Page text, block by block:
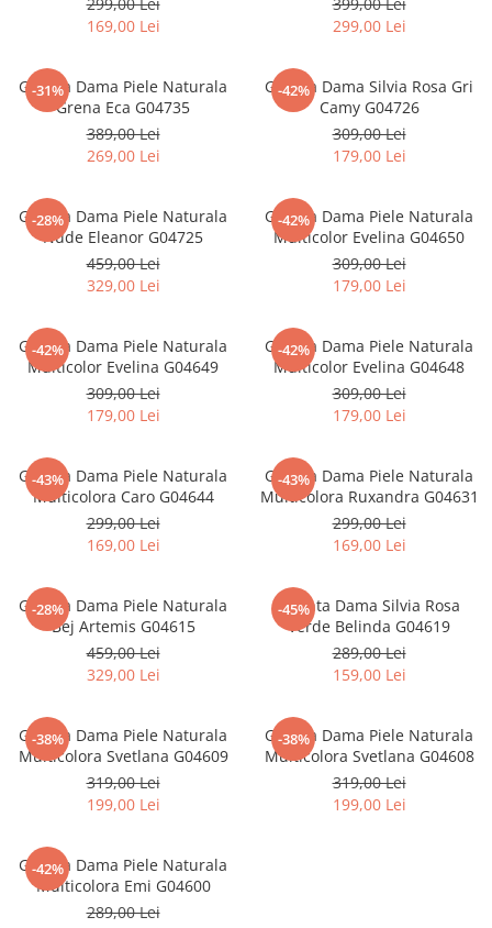
169,00 Lei
299,00 Lei
-31%
Geanta Dama Piele Naturala
Grena Eca G04735
389,00 Lei
269,00 Lei
-42%
Geanta Dama Silvia Rosa Gri
Camy G04726
309,00 Lei
179,00 Lei
-28%
Geanta Dama Piele Naturala
Nude Eleanor G04725
459,00 Lei
329,00 Lei
-42%
Geanta Dama Piele Naturala
Multicolor Evelina G04650
309,00 Lei
179,00 Lei
-42%
Geanta Dama Piele Naturala
Multicolor Evelina G04649
309,00 Lei
179,00 Lei
-42%
Geanta Dama Piele Naturala
Multicolor Evelina G04648
309,00 Lei
179,00 Lei
-43%
Geanta Dama Piele Naturala
Multicolora Caro G04644
299,00 Lei
169,00 Lei
-43%
Geanta Dama Piele Naturala
Multicolora Ruxandra G04631
299,00 Lei
169,00 Lei
-28%
Geanta Dama Piele Naturala
Bej Artemis G04615
459,00 Lei
329,00 Lei
-45%
Geanta Dama Silvia Rosa
Verde Belinda G04619
289,00 Lei
159,00 Lei
-38%
Geanta Dama Piele Naturala
Multicolora Svetlana G04609
319,00 Lei
199,00 Lei
-38%
Geanta Dama Piele Naturala
Multicolora Svetlana G04608
319,00 Lei
199,00 Lei
-42%
Geanta Dama Piele Naturala
Multicolora Emi G04600
289,00 Lei